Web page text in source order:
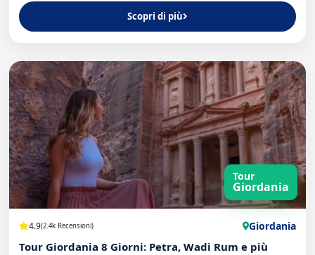
Scopri di più
Tour
Giordania
4.9(2.4k Recensioni) Giordania
Tour Giordania 8 Giorni: Petra, Wadi Rum e più